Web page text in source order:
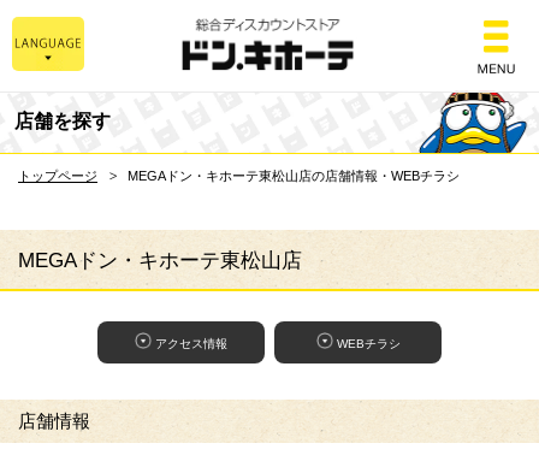
総合ディスカウント
店舗を探す
トップページ MEGAドン・キホーテ東松山店の店舗情報・WEBチラシ
MEGAドン・キホーテ東松山店
アクセス情報 WEBチラシ
店舗情報